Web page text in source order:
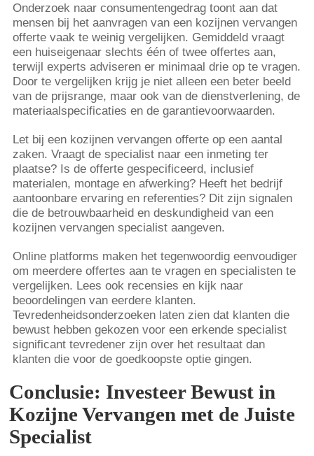
Onderzoek naar consumentengedrag toont aan dat
mensen bij het aanvragen van een kozijnen vervangen
offerte vaak te weinig vergelijken. Gemiddeld vraagt
een huiseigenaar slechts één of twee offertes aan,
terwijl experts adviseren er minimaal drie op te vragen.
Door te vergelijken krijg je niet alleen een beter beeld
van de prijsrange, maar ook van de dienstverlening, de
materiaalspecificaties en de garantievoorwaarden.
Let bij een kozijnen vervangen offerte op een aantal
zaken. Vraagt de specialist naar een inmeting ter
plaatse? Is de offerte gespecificeerd, inclusief
materialen, montage en afwerking? Heeft het bedrijf
aantoonbare ervaring en referenties? Dit zijn signalen
die de betrouwbaarheid en deskundigheid van een
kozijnen vervangen specialist aangeven.
Online platforms maken het tegenwoordig eenvoudiger
om meerdere offertes aan te vragen en specialisten te
vergelijken. Lees ook recensies en kijk naar
beoordelingen van eerdere klanten.
Tevredenheidsonderzoeken laten zien dat klanten die
bewust hebben gekozen voor een erkende specialist
significant tevredener zijn over het resultaat dan
klanten die voor de goedkoopste optie gingen.
Conclusie: Investeer Bewust in
Kozijne Vervangen met de Juiste
Specialist